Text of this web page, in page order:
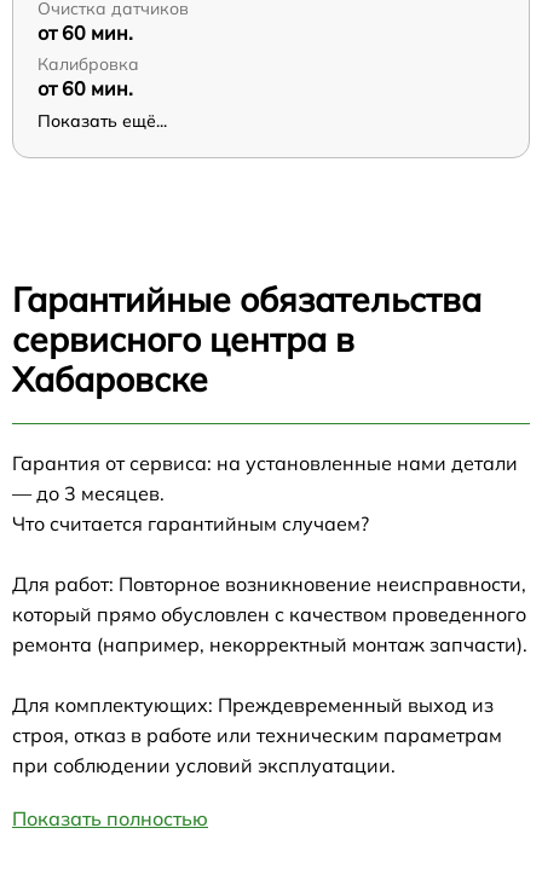
Очистка датчиков
от 60 мин.
Калибровка
от 60 мин.
Показать ещё...
Гарантийные обязательства
сервисного центра в
Хабаровске
Гарантия от сервиса: на установленные нами детали
— до 3 месяцев.
Что считается гарантийным случаем?
Для работ: Повторное возникновение неисправности,
который прямо обусловлен с качеством проведенного
ремонта (например, некорректный монтаж запчасти).
Для комплектующих: Преждевременный выход из
строя, отказ в работе или техническим параметрам
при соблюдении условий эксплуатации.
Показать полностью